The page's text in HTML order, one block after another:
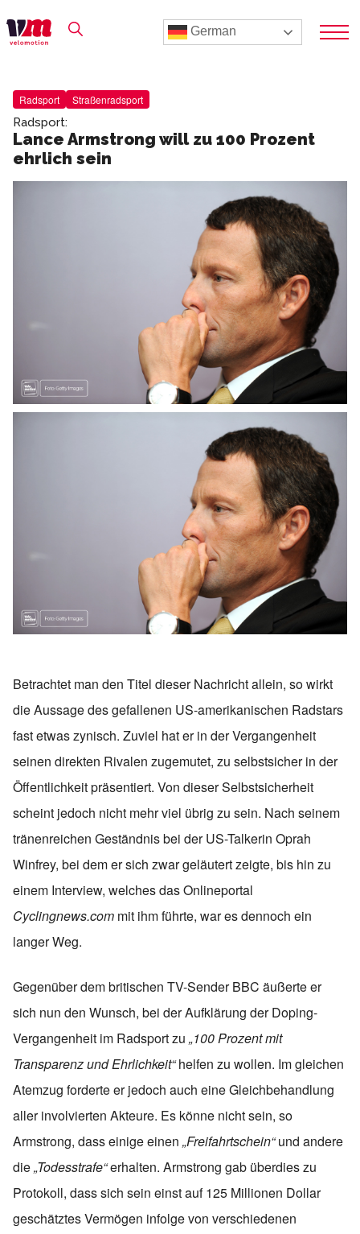
German
Radsport Straßenradsport
Radsport:
Lance Armstrong will zu 100 Prozent
ehrlich sein
Betrachtet man den Titel dieser Nachricht allein, so wirkt
die Aussage des gefallenen US-amerikanischen Radstars
fast etwas zynisch. Zuviel hat er in der Vergangenheit
seinen direkten Rivalen zugemutet, zu selbstsicher in der
Öffentlichkeit präsentiert. Von dieser Selbstsicherheit
scheint jedoch nicht mehr viel übrig zu sein. Nach seinem
tränenreichen Geständnis bei der US-Talkerin Oprah
Winfrey, bei dem er sich zwar geläutert zeigte, bis hin zu
einem Interview, welches das Onlineportal
Cyclingnews.com mit ihm führte, war es dennoch ein
langer Weg.
Gegenüber dem britischen TV-Sender BBC äußerte er
sich nun den Wunsch, bei der Aufklärung der Doping-
Vergangenheit im Radsport zu „100 Prozent mit
Transparenz und Ehrlichkeit“helfen zu wollen. Im gleichen
Atemzug forderte er jedoch auch eine Gleichbehandlung
aller involvierten Akteure. Es könne nicht sein, so
Armstrong, dass einige einen „Freifahrtschein“und andere
die„Todesstrafe“erhalten. Armstrong gab überdies zu
Protokoll, dass sich sein einst auf 125 Millionen Dollar
geschätztes Vermögen infolge von verschiedenen